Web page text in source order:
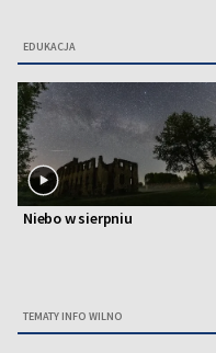
EDUKACJA
Niebo w sierpniu
TEMATY INFO WILNO